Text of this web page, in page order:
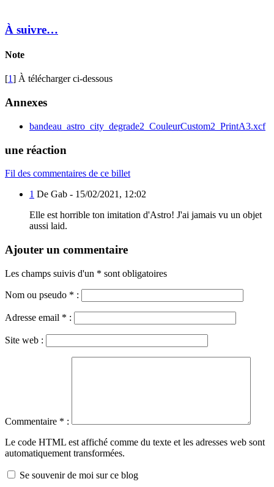
À suivre…
Note
[1] À télécharger ci-dessous
Annexes
bandeau_astro_city_degrade2_CouleurCustom2_PrintA3.xcf
une réaction
Fil des commentaires de ce billet
1 De Gab - 15/02/2021, 12:02
Elle est horrible ton imitation d'Astro! J'ai jamais vu un objet
aussi laid.
Ajouter un commentaire
Les champs suivis d'un * sont obligatoires
Nom ou pseudo * :
Adresse email * :
Site web :
Commentaire * :
Le code HTML est affiché comme du texte et les adresses web sont
automatiquement transformées.
Se souvenir de moi sur ce blog